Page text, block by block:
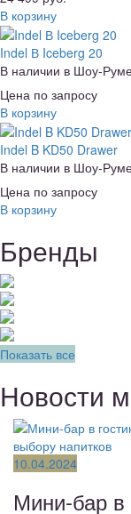
В корзину
Indel В Iceberg 20
В наличии в Шоу-
Цена по запросу
В корзину
Indel B KD50 Drawer
В наличии в Шоу-
Цена по запросу
В корзину
Бренды
Показать все
Новости
10.04.2024
Мини-бар в